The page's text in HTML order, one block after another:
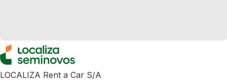
LOCALIZA Rent a Car S/A